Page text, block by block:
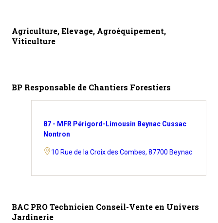
Agriculture, Elevage, Agroéquipement,
Viticulture
BP Responsable de Chantiers Forestiers
87 - MFR Périgord-Limousin Beynac Cussac
Nontron
10 Rue de la Croix des Combes, 87700 Beynac
BAC PRO Technicien Conseil-Vente en Univers
Jardinerie